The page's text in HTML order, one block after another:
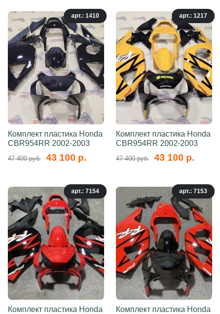
арт.: 1410
Комплект пластика Honda
CBR954RR 2002-2003
47 400 руб. 43 100 р.
арт.: 1217
Комплект пластика Honda
CBR954RR 2002-2003
47 400 руб. 43 100 р.
арт.: 7154
Комплект пластика Honda
арт.: 7153
Комплект пластика Honda